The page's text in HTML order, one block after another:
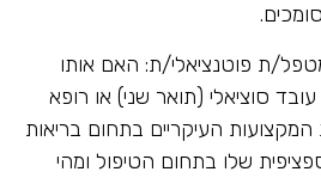
ת פוטנציאלי/ת: האם אותו
סוציאלי (תואר שני) או רופא
העיקריים בתחום בריאות
שלו בתחום הטיפול ומהי